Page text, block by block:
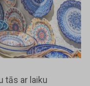
tās ar laiku